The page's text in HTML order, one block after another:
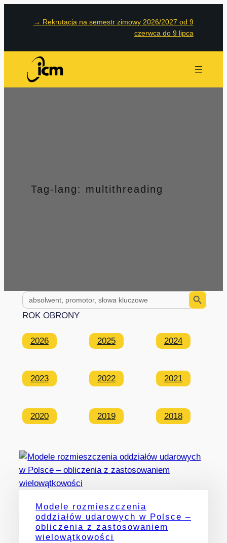
→ Rekrutacja na semestr zimowy 2026/2027 od 9
czerwca do 9 lipca
Tag-lang: multithreading
Search
for:
Search Button
ROK OBRONY
2026 2025 2024
2023 2022 2021
2020 2019 2018
Modele rozmieszczenia
oddziałów udarowych w Polsce –
obliczenia z zastosowaniem
wielowątkowości